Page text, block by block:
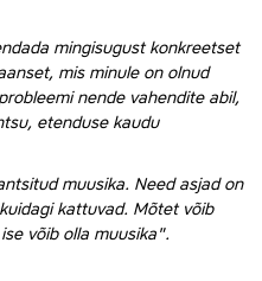
mingisugust konkreetset
mis minule on olnud
nende vahendite abil,
etenduse kaudu
muusika. Need asjad on
kattuvad. Mõtet võib
võib olla muusika".